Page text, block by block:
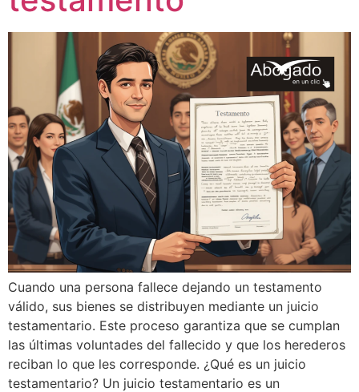
Cuando una persona fallece dejando un testamento
válido, sus bienes se distribuyen mediante un juicio
testamentario. Este proceso garantiza que se cumplan
las últimas voluntades del fallecido y que los herederos
reciban lo que les corresponde. ¿Qué es un juicio
testamentario? Un juicio testamentario es un